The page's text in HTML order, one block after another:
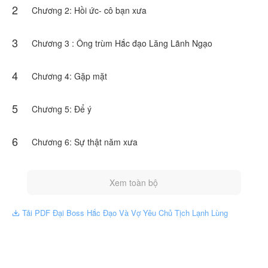
hoàn toàn liệu có đến được với nhau?
nội dung chỉ là quan điểm của bản thân tác giả, không thể hiện
lập trường của NovelToon
2 Chương 2: Hồi ức- cô bạn xưa
3 Chương 3 : Ông trùm Hắc đạo Lăng Lãnh Ngạo
4 Chương 4: Gặp mặt
5 Chương 5: Để ý
6 Chương 6: Sự thật năm xưa
Xem toàn bộ
 Tải PDF Đại Boss Hắc Đạo Và Vợ Yêu Chủ Tịch Lạnh Lùng